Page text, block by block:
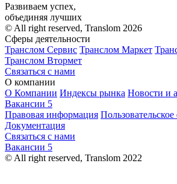
Развиваем успех,
объединяя лучших
© All right reserved, Translom 2026
Сферы деятельности
Транслом Сервис Транслом Маркет
Транслом Втормет
Связаться с нами
О компании
О Компании Индексы рынка Новости и
Вакансии 5
Правовая информация
Документация
Связаться с нами
Вакансии 5
© All right reserved, Translom 2022